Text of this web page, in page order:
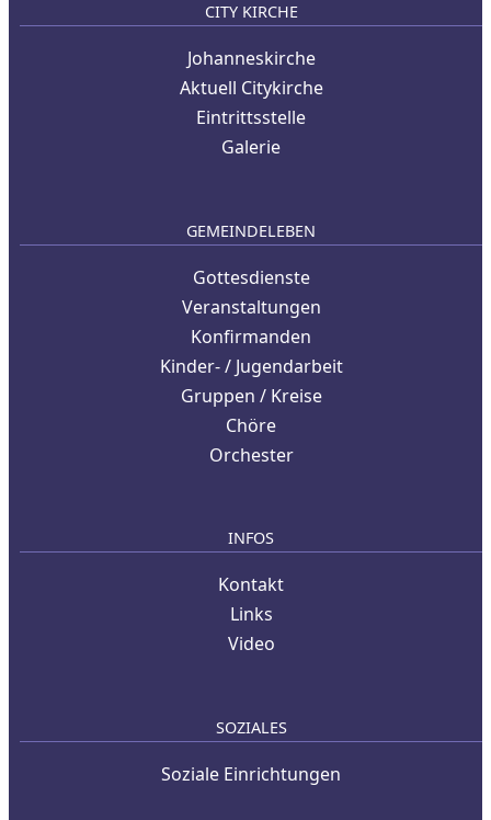
CITY KIRCHE
Johanneskirche
Aktuell Citykirche
Eintrittsstelle
Galerie
GEMEINDELEBEN
Gottesdienste
Veranstaltungen
Konfirmanden
Kinder- / Jugendarbeit
Gruppen / Kreise
Chöre
Orchester
INFOS
Kontakt
Links
Video
SOZIALES
Soziale Einrichtungen